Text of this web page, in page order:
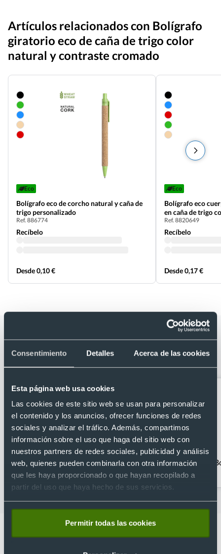
Consentimiento Detalles Acerca de las cookies
Esta página web usa cookies
Las cookies de este sitio web se usan para personalizar
el contenido y los anuncios, ofrecer funciones de redes
sociales y analizar el tráfico. Además, compartimos
información sobre el uso que haga del sitio web con
nuestros partners de redes sociales, publicidad y análisis
web, quienes pueden combinarla con otra información
que les haya proporcionado o que hayan recopilado a
partir del uso que haya hecho de sus servicios.
Permitir todas las cookies
Artículos relacionados con Bolígrafo
giratorio eco de caña de trigo color
natural y contraste cromado
Eco
Bolígrafo eco de corcho natural y caña de
trigo personalizado
Ref. 886774
Recíbelo
Desde 0,10 €
Eco
Bolígrafo eco
en caña de trigo
Ref. 8820649
Recíbelo
Desde 0,17 €
Categorías relacionadas con Bolígrafo
giratorio eco de caña de trigo color
natural y contraste cromado
Bolígrafos clásicos
Bolígrafos
personalizados con
estuche